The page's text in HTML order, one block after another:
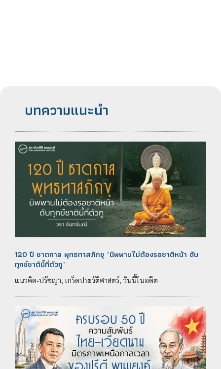
บทความแนะนำ
120 ปี ชาตกาล พุทธทาสภิกขุ "นิพพานไม่ต้องรอชาติหน้า ดับ
ทุกข์ชาตินี้ที่ตัวกู"
แนวคิด-ปรัชญา, เกร็ดประวัติศาสตร์, วันนี้ในอดีต